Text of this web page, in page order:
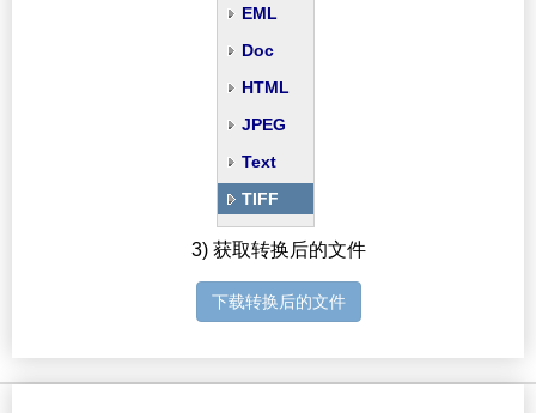
EML
Doc
HTML
JPEG
Text
TIFF
3) 获取转换后的文件
下载转换后的文件